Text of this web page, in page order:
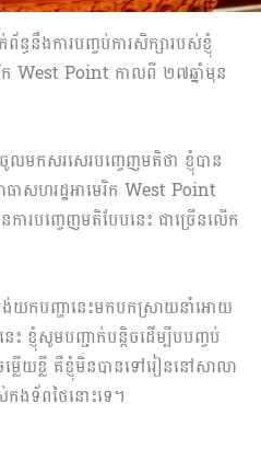
ធនឹងការបញ្ចប់ការសិក្សារបស់ខ្ញុំ
West Point កាលពី ២៧ឆ្នាំមុន
មកសរសេរបញ្ចេញមតិថា ខ្ញុំបាន
សហរដ្ឋអាមេរិក West Point
ារបញ្ចេញមតិបែបនេះ ជាច្រើនលើក
កបញ្ហានេះមកបកស្រាយនាំអោយ
ខ្ញុំសូមបញ្ជាក់បន្តិចដើម្បីបបញ្ចប់
យខ្លី គឺខ្ញុំមិនបានទៅរៀននៅសាលា
ងទ័ពថៃនោះទេ។